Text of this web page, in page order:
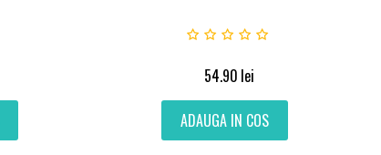
54.90 lei
ADAUGA IN COS